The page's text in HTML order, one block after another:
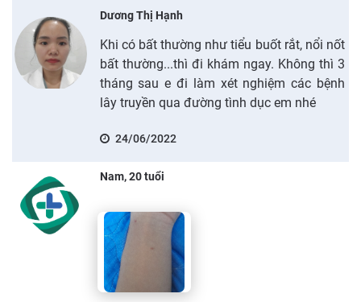
Dương Thị Hạnh
Khi có bất thường như tiểu buốt rắt, nổi nốt
bất thường...thì đi khám ngay. Không thì 3
tháng sau e đi làm xét nghiệm các bệnh
lây truyền qua đường tình dục em nhé
24/06/2022
Nam, 20 tuổi